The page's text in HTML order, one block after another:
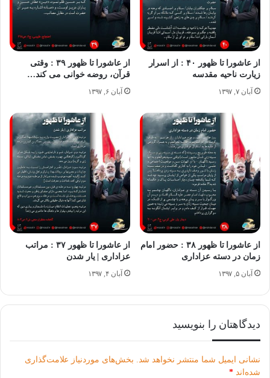
از عاشورا تا ظهور ۴۰ : از اسرار
زیارت ناحیه مقدسه
آبان ۷, ۱۳۹۷
از عاشورا تا ظهور ۳۹ : وقتی
قرآن، روضه خوانی می کند…
آبان ۶, ۱۳۹۷
از عاشورا تا ظهور ۳۸ : حضور امام
زمان در دسته عزاداری
آبان ۵, ۱۳۹۷
از عاشورا تا ظهور ۳۷ : مراتب
عزاداری | یار شدن
آبان ۴, ۱۳۹۷
دیدگاهتان را بنویسید
نشانی ایمیل شما منتشر نخواهد شد. بخش‌های موردنیاز علامت‌گذاری
شده‌اند *